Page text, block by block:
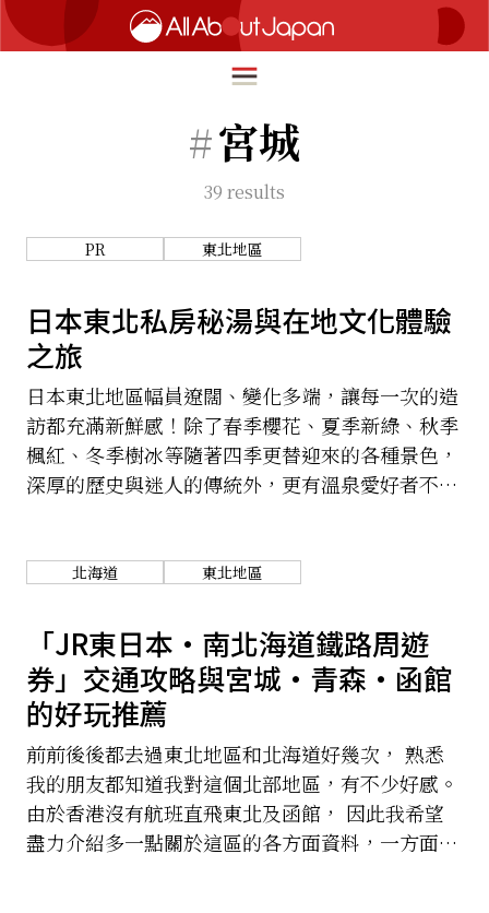
ภาษาไทย
日本語
深度旅遊
美食尋味
流行文化
創新趨勢
在地故事
#宮城
39 results
PR 東北地區
日本東北私房秘湯與在地文化體驗
之旅
日本東北地區幅員遼闊、變化多端，讓每一次的造
訪都充滿新鮮感！除了春季櫻花、夏季新綠、秋季
楓紅、冬季樹冰等隨著四季更替迎來的各種景色，
深厚的歷史與迷人的傳統外，更有溫泉愛好者不容
北海道 東北地區
「JR東日本・南北海道鐵路周遊
券」交通攻略與宮城・青森・函館
的好玩推薦
前前後後都去過東北地區和北海道好幾次， 熟悉
我的朋友都知道我對這個北部地區，有不少好感。
由於香港沒有航班直飛東北及函館， 因此我希望
盡力介紹多一點關於這區的各方面資料，一方面讓